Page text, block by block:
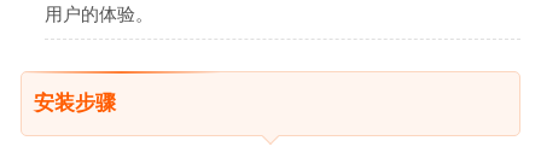
用户的体验。
安装步骤